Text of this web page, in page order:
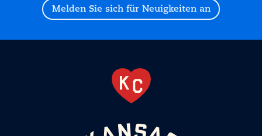
Melden Sie sich für Neuigkeiten an